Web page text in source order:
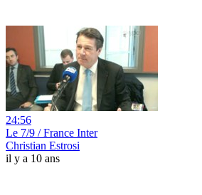
24:56
Le 7/9 / France Inter
Christian Estrosi
il y a 10 ans